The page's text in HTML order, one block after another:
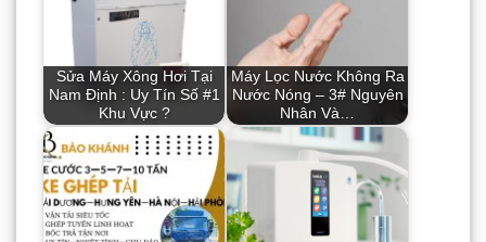
Sửa Máy Xông Hơi Tại
Nam Định : Uy Tín Số #1
Khu Vực ?
Máy Lọc Nước Không Ra
Nước Nóng – 3# Nguyên
Nhân Và…